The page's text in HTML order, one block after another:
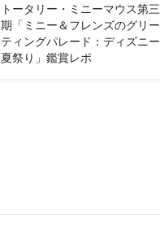
トータリー・ミニーマウス第三
期「ミニー＆フレンズのグリー
ティングパレード：ディズニー
夏祭り」鑑賞レポ